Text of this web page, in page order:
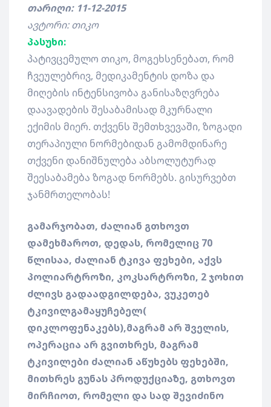
თარიღი: 11-12-2015
ავტორი: თიკო
პასუხი:
პატივცემულო თიკო, მოგეხსენებათ, რომ
ჩვეულებრივ, მედიკამენტის დოზა და
მიღების ინტენსივობა განისაზღვრება
დაავადების შესაბამისად მკურნალი
ექიმის მიერ. თქვენს შემთხვევაში, ზოგადი
თერაპიული ნორმებიდან გამომდინარე
თქვენი დანიშნულება აბსოლუტურად
შეესაბამება ზოგად ნორმებს. გისურვებთ
ჯანმრთელობას!
გამარჯობათ, ძალიან გთხოვთ
დამეხმაროთ, დედას, რომელიც 70
წლისაა, ძალიან ტკივა ფეხები, აქვს
პოლიარტროზი, კოკსარტროზი, 2 ჯოხით
ძლივს გადაადგილდება, ვუკეთებ
ტკივილგამაყუჩებელ(
დიკლოფენაკებს),მაგრამ არ შველის,
ოპერაცია არ გვითხრეს, მაგრამ
ტკივილები ძალიან აწუხებს ფეხებში,
მითხრეს გუნას პროდუქციაზე, გთხოვთ
მირჩიოთ, რომელი და სად შევიძინო